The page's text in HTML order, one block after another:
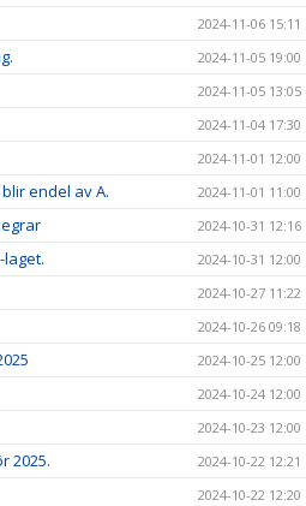
2024-11-06 15:11
2024-11-05 19:00
2024-11-05 13:05
2024-11-04 17:30
2024-11-01 12:00
endel av A. 2024-11-01 11:00
2024-10-31 12:16
2024-10-31 12:00
2024-10-27 11:22
2024-10-26 09:18
2024-10-25 12:00
2024-10-24 12:00
2024-10-23 12:00
2025. 2024-10-22 12:21
2024-10-22 12:20